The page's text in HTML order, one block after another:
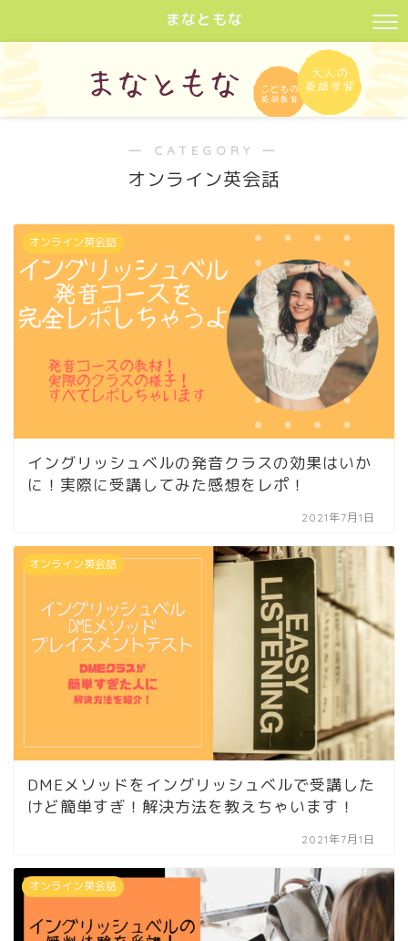
まなともな
― CATEGORY ―
オンライン英会話
オンライン英会話
イングリッシュベルの発音クラスの効果はいか
に！実際に受講してみた感想をレポ！
2021年7月1日
オンライン英会話
DMEメソッドをイングリッシュベルで受講した
けど簡単すぎ！解決方法を教えちゃいます！
2021年7月1日
オンライン英会話